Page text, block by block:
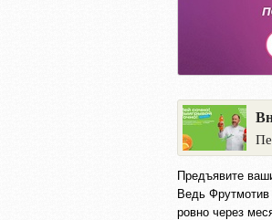
Предъявите
Ведь
ровно через